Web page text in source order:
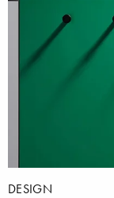
DESIGN